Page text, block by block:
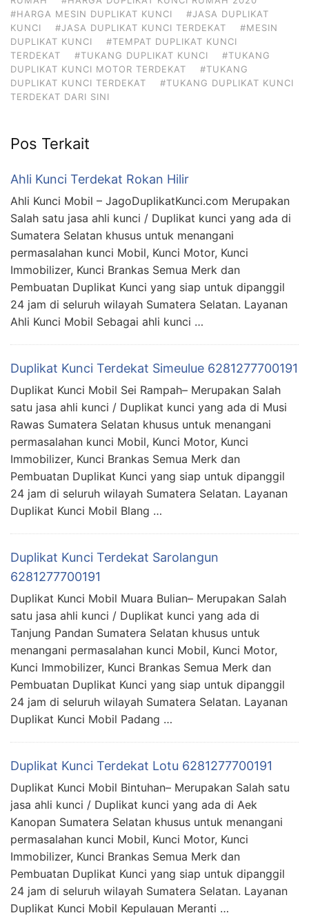
#HARGA MESIN DUPLIKAT KUNCI
#JASA DUPLIKAT
KUNCI
#JASA DUPLIKAT KUNCI TERDEKAT
#MESIN
DUPLIKAT KUNCI
#TEMPAT DUPLIKAT KUNCI
TERDEKAT
#TUKANG DUPLIKAT KUNCI
#TUKANG
DUPLIKAT KUNCI MOTOR TERDEKAT
#TUKANG
DUPLIKAT KUNCI TERDEKAT
#TUKANG DUPLIKAT KUNCI
TERDEKAT DARI SINI
Pos Terkait
Ahli Kunci Terdekat Rokan Hilir
Ahli Kunci Mobil – JagoDuplikatKunci.com Merupakan
Salah satu jasa ahli kunci / Duplikat kunci yang ada di
Sumatera Selatan khusus untuk menangani
permasalahan kunci Mobil, Kunci Motor, Kunci
Immobilizer, Kunci Brankas Semua Merk dan
Pembuatan Duplikat Kunci yang siap untuk dipanggil
24 jam di seluruh wilayah Sumatera Selatan. Layanan
Ahli Kunci Mobil Sebagai ahli kunci …
Duplikat Kunci Terdekat Simeulue 6281277700191
Duplikat Kunci Mobil Sei Rampah– Merupakan Salah
satu jasa ahli kunci / Duplikat kunci yang ada di Musi
Rawas Sumatera Selatan khusus untuk menangani
permasalahan kunci Mobil, Kunci Motor, Kunci
Immobilizer, Kunci Brankas Semua Merk dan
Pembuatan Duplikat Kunci yang siap untuk dipanggil
24 jam di seluruh wilayah Sumatera Selatan. Layanan
Duplikat Kunci Mobil Blang …
Duplikat Kunci Terdekat Sarolangun
6281277700191
Duplikat Kunci Mobil Muara Bulian– Merupakan Salah
satu jasa ahli kunci / Duplikat kunci yang ada di
Tanjung Pandan Sumatera Selatan khusus untuk
menangani permasalahan kunci Mobil, Kunci Motor,
Kunci Immobilizer, Kunci Brankas Semua Merk dan
Pembuatan Duplikat Kunci yang siap untuk dipanggil
24 jam di seluruh wilayah Sumatera Selatan. Layanan
Duplikat Kunci Mobil Padang …
Duplikat Kunci Terdekat Lotu 6281277700191
Duplikat Kunci Mobil Bintuhan– Merupakan Salah satu
jasa ahli kunci / Duplikat kunci yang ada di Aek
Kanopan Sumatera Selatan khusus untuk menangani
permasalahan kunci Mobil, Kunci Motor, Kunci
Immobilizer, Kunci Brankas Semua Merk dan
Pembuatan Duplikat Kunci yang siap untuk dipanggil
24 jam di seluruh wilayah Sumatera Selatan. Layanan
Duplikat Kunci Mobil Kepulauan Meranti …